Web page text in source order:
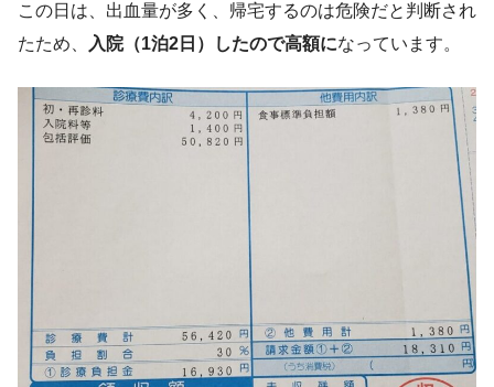
この日は、出血量が多く、帰宅するのは危険だと判断され
たため、
入院（1泊2日）したので高額になっています。